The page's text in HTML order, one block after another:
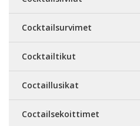
Cocktailsurvimet
Cocktailtikut
Coctaillusikat
Coctailsekoittimet